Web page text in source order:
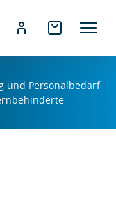
und Personalbedarf